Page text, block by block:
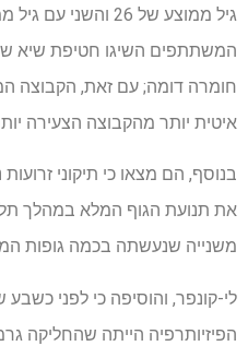
המשתתפים השיגו חטיפת שיא
איטית יותר מהקבוצה הצעירה
בנוסף, הם מצאו כי תיקוני
משנייה שנעשתה בכמה גופות
לי-קונפר, והוסיפה כי לפני
הפיזיותרפיה הייתה שהחליקה